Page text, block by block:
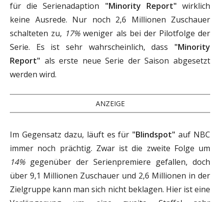
für die Serienadaption "Minority Report" wirklich
keine Ausrede. Nur noch 2,6 Millionen Zuschauer
schalteten zu, 17%weniger als bei der Pilotfolge der
Serie. Es ist sehr wahrscheinlich, dass "Minority
Report" als erste neue Serie der Saison abgesetzt
werden wird.
ANZEIGE
Im Gegensatz dazu, läuft es für "Blindspot" auf NBC
immer noch prächtig. Zwar ist die zweite Folge um
14%gegenüber der Serienpremiere gefallen, doch
über 9,1 Millionen Zuschauer und 2,6 Millionen in der
Zielgruppe kann man sich nicht beklagen. Hier ist eine